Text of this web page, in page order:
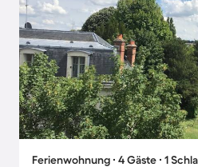
Ferienwohnung ∙ 4 Gäste ∙ 1